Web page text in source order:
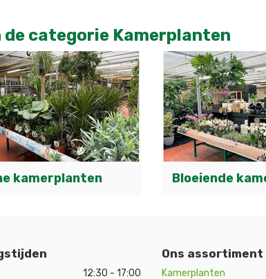
categorie Kamerplanten
kamerplanten Bloeiende
12:30 - 17:00
Ons assortiment
Kamerplanten